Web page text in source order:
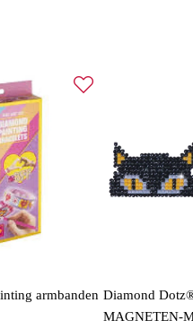
armbanden Diamond
MAGNETEN-